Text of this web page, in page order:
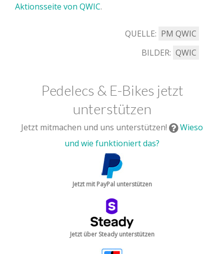
Aktionsseite von QWIC.
QUELLE: PM QWIC
BILDER: QWIC
Pedelecs & E-Bikes jetzt
unterstützen
Jetzt mitmachen und uns unterstützen!
Wieso
und wie funktioniert das?
Jetzt mit PayPal unterstützen
Jetzt über Steady unterstützen